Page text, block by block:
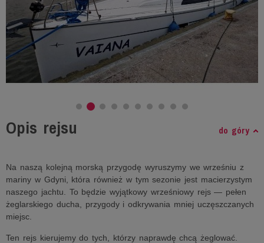
Opis rejsu do góry
Na naszą kolejną morską przygodę wyruszymy we wrześniu z
mariny w Gdyni, która również w tym sezonie jest macierzystym
naszego jachtu. To będzie wyjątkowy wrześniowy rejs — pełen
żeglarskiego ducha, przygody i odkrywania mniej uczęszczanych
miejsc.
Ten rejs kierujemy do tych, którzy naprawdę chcą żeglować.